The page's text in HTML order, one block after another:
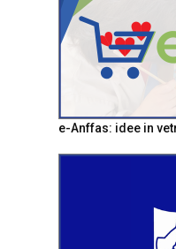
e-Anffas: idee in